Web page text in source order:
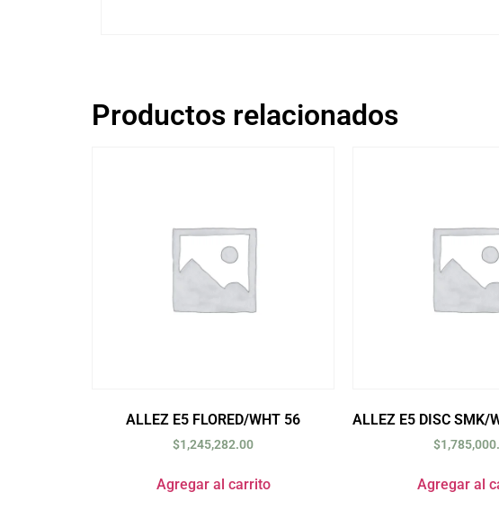
Productos relacionados
ALLEZ E5 FLORED/WHT 56
$1,245,282.00
Agregar al carrito
ALLEZ E5 DISC SMK/
$
Agregar al